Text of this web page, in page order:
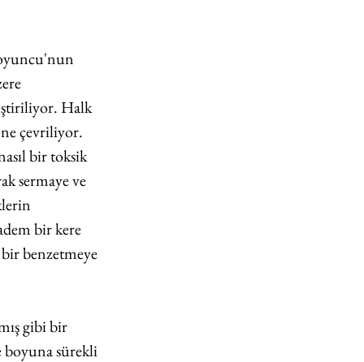
Halk
çevriliyor.
bir toksik
sermaye ve
bir kere
benzetmeye
gibi bir
boyuna sürekli